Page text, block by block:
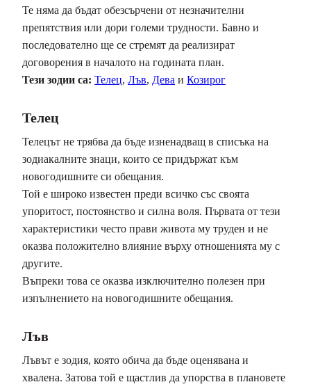
Те няма да бъдат обезсърчени от незначителни
препятствия или дори големи трудности. Бавно и
последователно ще се стремят да реализират
договорения в началото на годината план.
Тези зодии са: Телец, Лъв, Дева и Козирог
Телец
Телецът не трябва да бъде изненадващ в списъка на
зодиакалните знаци, които се придържат към
новогодишните си обещания.
Той е широко известен преди всичко със своята
упоритост, постоянство и силна воля. Първата от тези
характеристики често прави живота му труден и не
оказва положително влияние върху отношенията му с
другите.
Въпреки това се оказва изключително полезен при
изпълнението на новогодишните обещания.
Лъв
Лъвът е зодия, която обича да бъде оценявана и
хвалена. Затова той е щастлив да упорства в плановете